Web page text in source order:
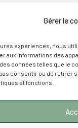
Gérer le
expériences, nous
aux informations des
données telles que le
consentir ou de retirer
et fonctions.